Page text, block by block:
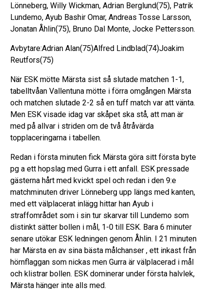
Lönneberg, Willy Wickman, Adrian Berglund(75), Patrik
Lundemo, Ayub Bashir Omar, Andreas Tosse Larsson,
Jonatan Åhlin(75), Bruno Dal Monte, Jocke Pettersson.
Avbytare:Adrian Alan(75)Alfred Lindblad(74)Joakim
Reutfors(75)
När ESK mötte Märsta sist så slutade matchen 1-1,
tabelltvåan Vallentuna mötte i förra omgången Märsta
och matchen slutade 2-2 så en tuff match var att vänta.
Men ESK visade idag var skåpet ska stå, att man är
med på allvar i striden om de två åtråvärda
topplaceringarna i tabellen.
Redan i första minuten fick Märsta göra sitt första byte
pg a ett hopslag med Gurra i ett anfall. ESK pressade
gästerna hårt med kvickt spel och redan i den 9:e
matchminuten driver Lönneberg upp längs med kanten,
med ett välplacerat inlägg hittar han Ayub i
straffområdet som i sin tur skarvar till Lundemo som
distinkt sätter bollen i mål, 1-0 till ESK. Bara 6 minuter
senare utökar ESK ledningen genom Åhlin. I 21 minuten
har Märsta en av sina bästa målchanser , ett inkast från
hörnflaggan som nickas men Gurra är välplacerad i mål
och klistrar bollen. ESK dominerar under första halvlek,
Märsta hänger inte alls med.